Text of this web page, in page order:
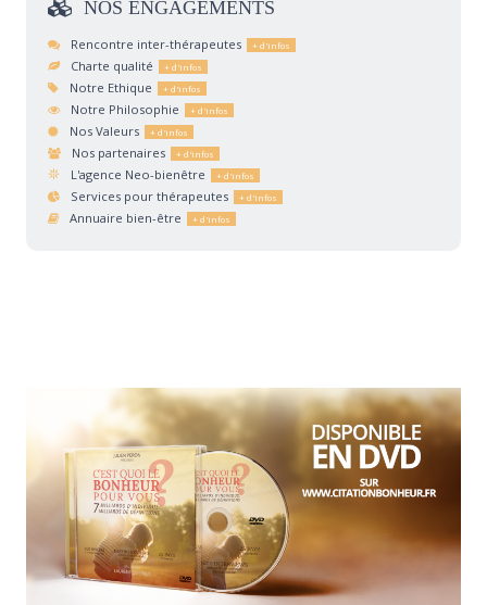
NOS ENGAGEMENTS
Rencontre inter-thérapeutes
Charte qualité
Notre Ethique
Notre Philosophie
Nos Valeurs
Nos partenaires
L'agence Neo-bienêtre
Services pour thérapeutes
Annuaire bien-être